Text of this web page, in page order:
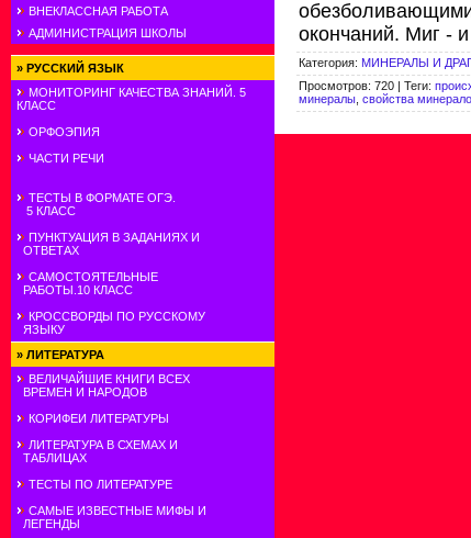
ВНЕКЛАССНАЯ РАБОТА
АДМИНИСТРАЦИЯ ШКОЛЫ
» РУССКИЙ ЯЗЫК
МОНИТОРИНГ КАЧЕСТВА ЗНАНИЙ. 5
КЛАСС
ОРФОЭПИЯ
ЧАСТИ РЕЧИ
ТЕСТЫ В ФОРМАТЕ ОГЭ.
5 КЛАСС
ПУНКТУАЦИЯ В ЗАДАНИЯХ И
ОТВЕТАХ
САМОСТОЯТЕЛЬНЫЕ
РАБОТЫ.10 КЛАСС
КРОССВОРДЫ ПО РУССКОМУ
ЯЗЫКУ
» ЛИТЕРАТУРА
ВЕЛИЧАЙШИЕ КНИГИ ВСЕХ
ВРЕМЕН И НАРОДОВ
КОРИФЕИ ЛИТЕРАТУРЫ
ЛИТЕРАТУРА В СХЕМАХ И
ТАБЛИЦАХ
ТЕСТЫ ПО ЛИТЕРАТУРЕ
САМЫЕ ИЗВЕСТНЫЕ МИФЫ И
ЛЕГЕНДЫ
окончаний. Миг -
Категория: МИНЕРАЛЫ И
Просмотров: 720 | Теги:
минералы свойства